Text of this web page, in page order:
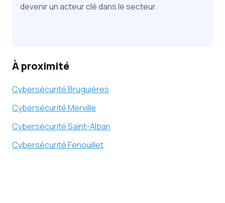
devenir un acteur clé dans le secteur.
À proximité
Cybersécurité Bruguières
Cybersécurité Merville
Cybersécurité Saint-Alban
Cybersécurité Fenouillet